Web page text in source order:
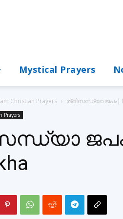
Mystical Prayers
Christian Prayers ത്രിസന്ധ്യാ ജപം|
Prayers
ജപം|